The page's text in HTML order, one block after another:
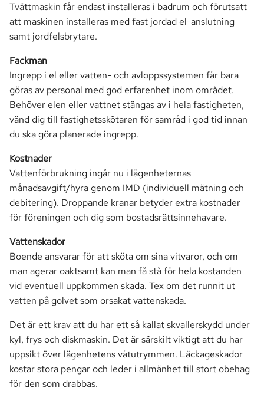
Tvättmaskin får endast installeras i badrum och förutsatt
att maskinen installeras med fast jordad el-anslutning
samt jordfelsbrytare.
Fackman
Ingrepp i el eller vatten- och avloppssystemen får bara
göras av personal med god erfarenhet inom området.
Behöver elen eller vattnet stängas av i hela fastigheten,
vänd dig till fastighetsskötaren för samråd i god tid innan
du ska göra planerade ingrepp.
Kostnader
Vattenförbrukning ingår nu i lägenheternas
månadsavgift/hyra genom IMD (individuell mätning och
debitering). Droppande kranar betyder extra kostnader
för föreningen och dig som bostadsrättsinnehavare.
Vattenskador
Boende ansvarar för att sköta om sina vitvaror, och om
man agerar oaktsamt kan man få stå för hela kostanden
vid eventuell uppkommen skada. Tex om det runnit ut
vatten på golvet som orsakat vattenskada.
Det är ett krav att du har ett så kallat skvallerskydd under
kyl, frys och diskmaskin. Det är särskilt viktigt att du har
uppsikt över lägenhetens våtutrymmen. Läckageskador
kostar stora pengar och leder i allmänhet till stort obehag
för den som drabbas.